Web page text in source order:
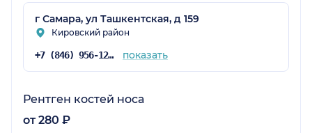
г Самара, ул Ташкентская, д 159
Кировский район
+7 (846) 956-12-15 показать
Рентген костей носа
от 280 ₽